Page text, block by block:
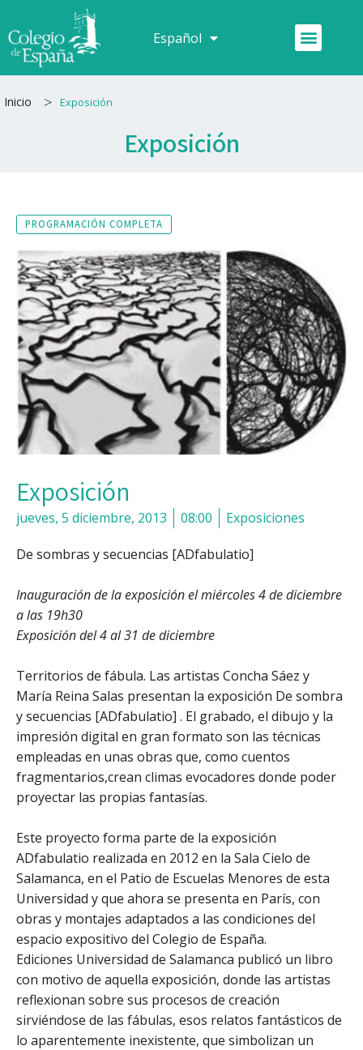
al
contenido
Español
Français Menú
Inicio > Exposición
Exposición
PROGRAMACIÓN COMPLETA
Exposición
jueves, 5 diciembre, 2013 08:00 Exposiciones
De sombras y secuencias [ADfabulatio]
Inauguración de la exposición el miércoles 4 de diciembre
a las 19h30
Exposición del 4 al 31 de diciembre
Territorios de fábula. Las artistas Concha Sáez y
María Reina Salas presentan la exposición De sombra
y secuencias [ADfabulatio] . El grabado, el dibujo y la
impresión digital en gran formato son las técnicas
empleadas en unas obras que, como cuentos
fragmentarios,crean climas evocadores donde poder
proyectar las propias fantasías.
Este proyecto forma parte de la exposición
ADfabulatio realizada en 2012 en la Sala Cielo de
Salamanca, en el Patio de Escuelas Menores de esta
Universidad y que ahora se presenta en París, con
obras y montajes adaptados a las condiciones del
espacio expositivo del Colegio de España.
Ediciones Universidad de Salamanca publicó un libro
con motivo de aquella exposición, donde las artistas
reflexionan sobre sus procesos de creación
sirviéndose de las fábulas, esos relatos fantásticos de
lo aparentemente inexistente, que simbolizan un